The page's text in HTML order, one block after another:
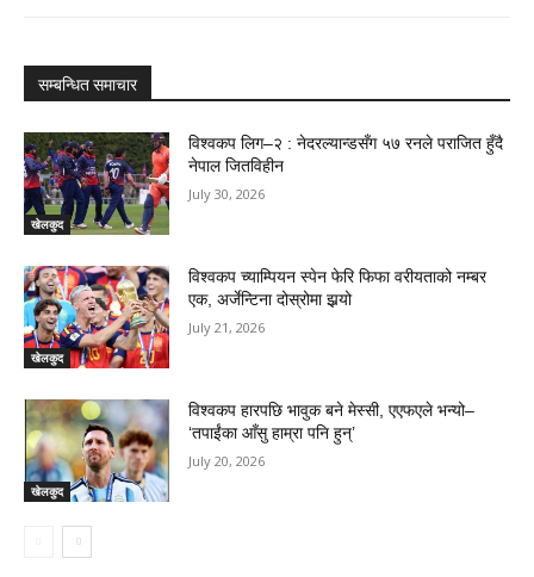
सम्बन्धित समाचार
खेलकुद
विश्वकप लिग–२ : नेदरल्यान्डसँग ५७ रनले पराजित हुँदै
नेपाल जितविहीन
July 30, 2026
खेलकुद
विश्वकप च्याम्पियन स्पेन फेरि फिफा वरीयताको नम्बर
एक, अर्जेन्टिना दोस्रोमा झर्‍यो
July 21, 2026
खेलकुद
विश्वकप हारपछि भावुक बने मेस्सी, एएफएले भन्यो–
‘तपाईंका आँसु हाम्रा पनि हुन्’
July 20, 2026